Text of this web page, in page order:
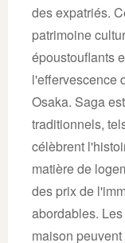
des expatriés.
patrimoine
époustouflants
l'effervescence
Osaka. Saga
traditionnels,
célèbrent
matière de
des prix de
abordables.
maison